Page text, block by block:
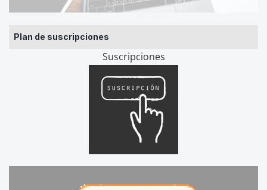
Plan de suscripciones
Suscripciones